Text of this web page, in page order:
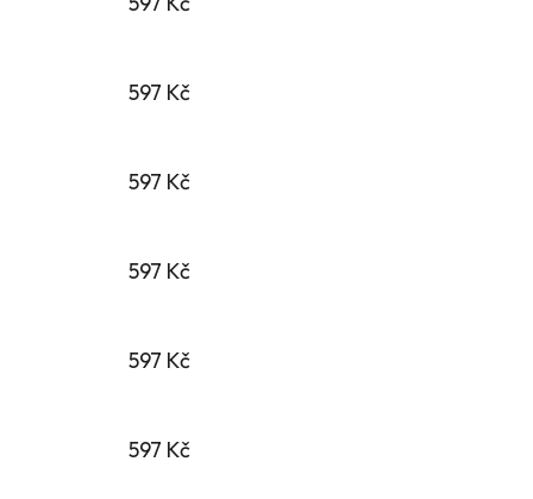
597 Kč
597 Kč
597 Kč
597 Kč
597 Kč